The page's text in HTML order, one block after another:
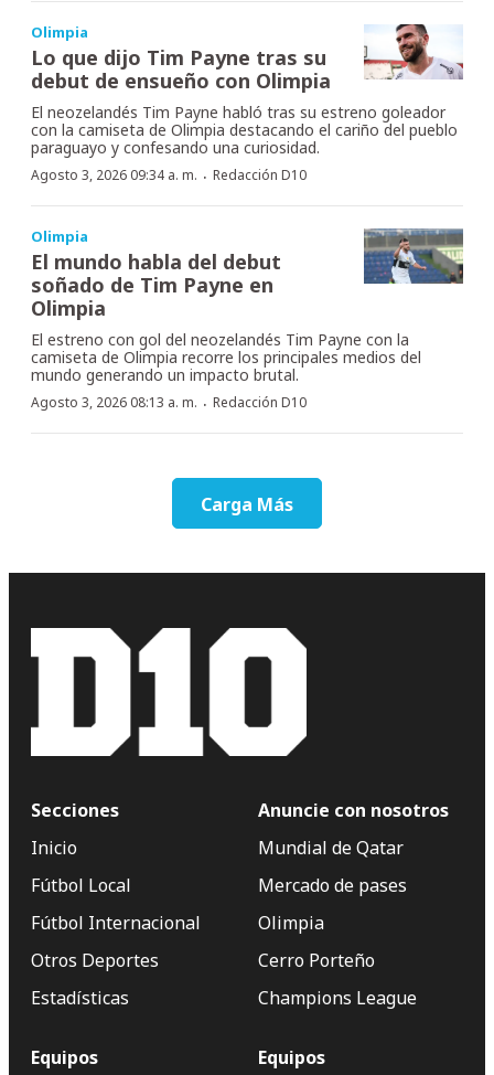
Olimpia
Lo que dijo Tim Payne tras su
debut de ensueño con Olimpia
El neozelandés Tim Payne habló tras su estreno goleador
con la camiseta de Olimpia destacando el cariño del pueblo
paraguayo y confesando una curiosidad.
Agosto 3, 2026 09:34 a. m. · Redacción D10
Olimpia
El mundo habla del debut
soñado de Tim Payne en
Olimpia
El estreno con gol del neozelandés Tim Payne con la
camiseta de Olimpia recorre los principales medios del
mundo generando un impacto brutal.
Agosto 3, 2026 08:13 a. m. · Redacción D10
Carga Más
Secciones
Inicio
Fútbol Local
Fútbol Internacional
Otros Deportes
Estadísticas
Anuncie con nosotros
Mundial de Qatar
Mercado de pases
Olimpia
Cerro Porteño
Champions League
Equipos Equipos